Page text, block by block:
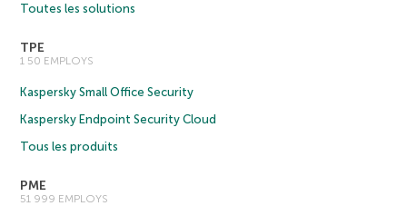
Toutes les solutions
TPE
1 50 EMPLOYS
Kaspersky Small Office Security
Kaspersky Endpoint Security Cloud
Tous les produits
PME
51 999 EMPLOYS